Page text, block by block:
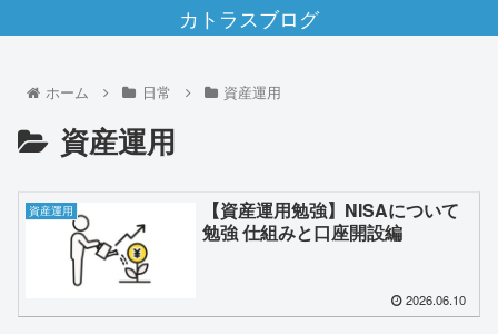
カトラスブログ
ホーム 日常 資産運用
資産運用
資産運用
【資産運用勉強】NISAについて
勉強 仕組みと口座開設編
2026.06.10